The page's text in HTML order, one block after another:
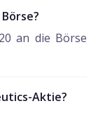
an die Börse
Aktie?